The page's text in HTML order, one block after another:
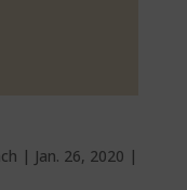
| Jan. 26, 2020 |